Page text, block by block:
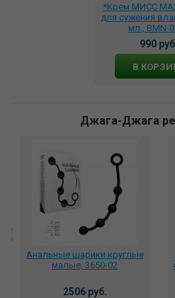
*Крем МИСС
для сужения
мл., BMN-
990
В
Джага-Джага
Анальные шарики круглые
малые, 3650-02
2506 руб.